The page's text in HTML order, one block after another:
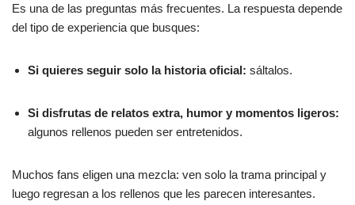
Es una de las preguntas más frecuentes. La respuesta depende
del tipo de experiencia que busques:
Si quieres seguir solo la historia oficial: sáltalos.
Si disfrutas de relatos extra, humor y momentos ligeros:
algunos rellenos pueden ser entretenidos.
Muchos fans eligen una mezcla: ven solo la trama principal y
luego regresan a los rellenos que les parecen interesantes.